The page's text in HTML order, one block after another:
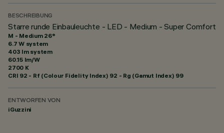
BESCHREIBUNG
Starre runde Einbauleuchte - LED - Medium - Super Comfort
M - Medium 26°
6.7 W system
403 lm system
60.15 lm/W
2700 K
CRI 92 - Rf (Colour Fidelity Index) 92 - Rg (Gamut Index) 99
ENTWORFEN VON
iGuzzini